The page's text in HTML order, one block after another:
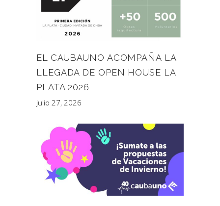
EL CAUBAUNO ACOMPAÑA LA
LLEGADA DE OPEN HOUSE LA
PLATA 2026
julio 27, 2026